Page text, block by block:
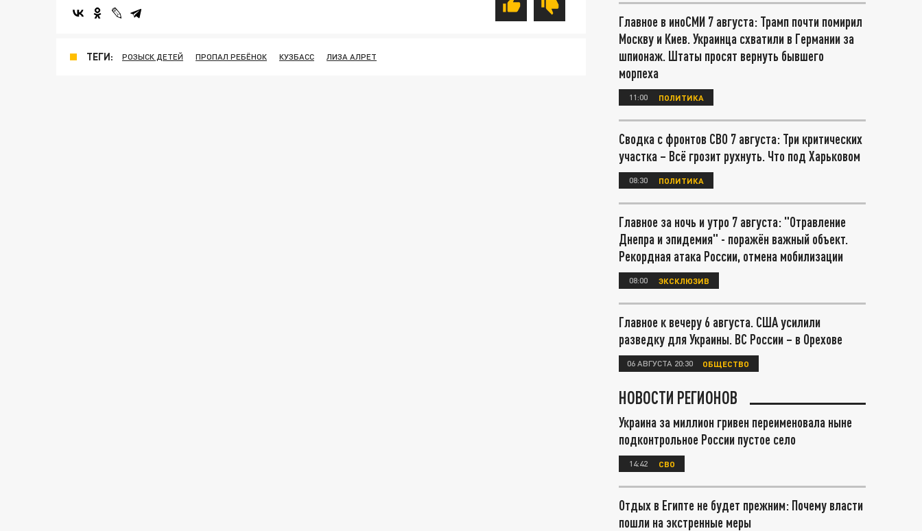
ТЕГИ: РОЗЫСК ДЕТЕЙ ПРОПАЛ РЕБЁНОК КУЗБАСС ЛИЗА АЛРЕТ
Главное в иноСМИ 7 августа: Трамп почти помирил
Москву и Киев. Украинца схватили в Германии за
шпионаж. Штаты просят вернуть бывшего
морпеха
11:00 ПОЛИТИКА
Сводка с фронтов СВО 7 августа: Три критических
участка – Всё грозит рухнуть. Что под Харьковом
08:30 ПОЛИТИКА
Главное за ночь и утро 7 августа: "Отравление
Днепра и эпидемия" - поражён важный объект.
Рекордная атака России, отмена мобилизации
08:00 ЭКСКЛЮЗИВ
Главное к вечеру 6 августа. США усилили
разведку для Украины. ВС России – в Орехове
06 АВГУСТА 20:30 ОБЩЕСТВО
НОВОСТИ РЕГИОНОВ
Украина за миллион гривен переименовала ныне
подконтрольное России пустое село
14:42 СВО
Отдых в Египте не будет прежним: Почему власти
пошли на экстренные меры